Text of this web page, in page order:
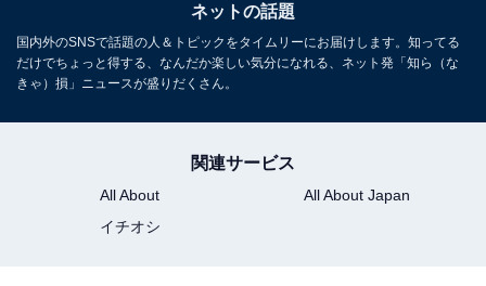
ネットの話題
国内外のSNSで話題の人＆トピックをタイムリーにお届けします。知ってる
だけでちょっと得する、なんだか楽しい気分になれる、ネット発「知ら（な
きゃ）損」ニュースが盛りだくさん。
関連サービス
All About
All About Japan
イチオシ